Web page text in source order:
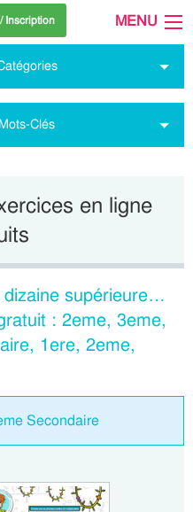
Inscription MENU
Clés
en ligne
supérieure…
: 2eme, 3eme,
1ere, 2eme,
Secondaire